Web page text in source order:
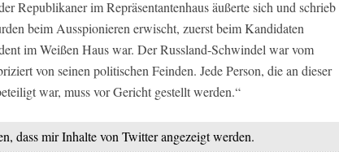
Republikaner im Repräsentantenhaus äußerte sich und schrieb
beim Ausspionieren erwischt, zuerst beim Kandidaten
im Weißen Haus war. Der Russland-Schwindel war vom
von seinen politischen Feinden. Jede Person, die an dieser
war, muss vor Gericht gestellt werden.“
dass mir Inhalte von Twitter angezeigt werden.